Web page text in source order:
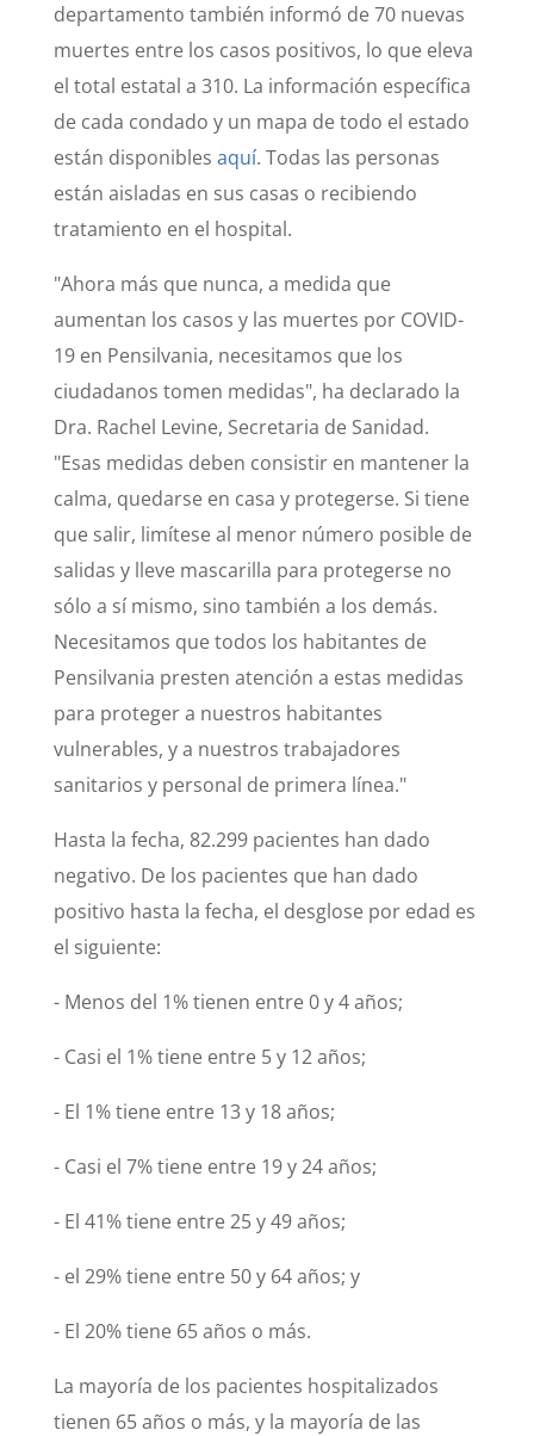
departamento también informó de 70 nuevas
muertes entre los casos positivos, lo que eleva
el total estatal a 310. La información específica
de cada condado y un mapa de todo el estado
están disponibles aquí. Todas las personas
están aisladas en sus casas o recibiendo
tratamiento en el hospital.
"Ahora más que nunca, a medida que
aumentan los casos y las muertes por COVID-
19 en Pensilvania, necesitamos que los
ciudadanos tomen medidas", ha declarado la
Dra. Rachel Levine, Secretaria de Sanidad.
"Esas medidas deben consistir en mantener la
calma, quedarse en casa y protegerse. Si tiene
que salir, limítese al menor número posible de
salidas y lleve mascarilla para protegerse no
sólo a sí mismo, sino también a los demás.
Necesitamos que todos los habitantes de
Pensilvania presten atención a estas medidas
para proteger a nuestros habitantes
vulnerables, y a nuestros trabajadores
sanitarios y personal de primera línea."
Hasta la fecha, 82.299 pacientes han dado
negativo. De los pacientes que han dado
positivo hasta la fecha, el desglose por edad es
el siguiente:
- Menos del 1% tienen entre 0 y 4 años;
- Casi el 1% tiene entre 5 y 12 años;
- El 1% tiene entre 13 y 18 años;
- Casi el 7% tiene entre 19 y 24 años;
- El 41% tiene entre 25 y 49 años;
- el 29% tiene entre 50 y 64 años; y
- El 20% tiene 65 años o más.
La mayoría de los pacientes hospitalizados
tienen 65 años o más, y la mayoría de las